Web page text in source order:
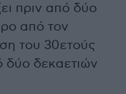
πριν από δύο
από τον
του 30ετούς
δύο δεκαετιών